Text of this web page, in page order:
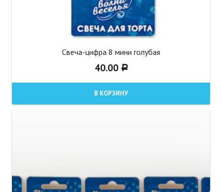
Свеча-цифра 8 мини голубая
40.00 Р
В КОРЗИНУ